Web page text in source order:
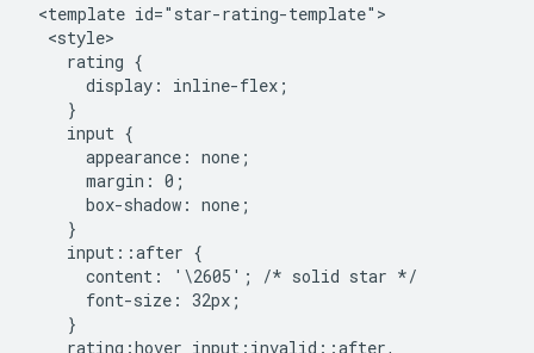
<template id="star-rating-template">
  <style>
    rating {
      display: inline-flex;
    }
    input {
      appearance: none;
      margin: 0;
      box-shadow: none;
    }
    input::after {
      content: '\2605'; /* solid star */
      font-size: 32px;
    }
    rating:hover input:invalid::after,